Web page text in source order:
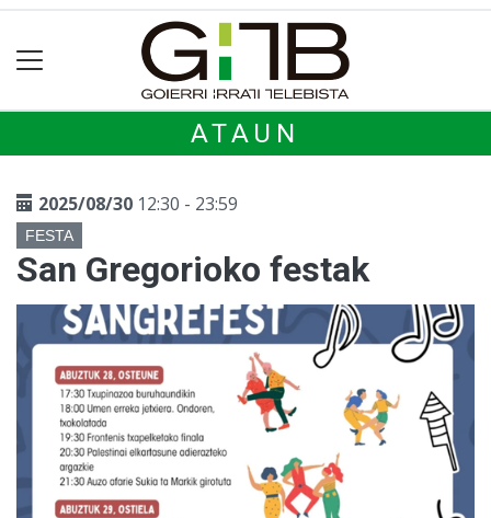
ATAUN
2025/08/30 12:30 - 23:59
FESTA
San Gregorioko festak